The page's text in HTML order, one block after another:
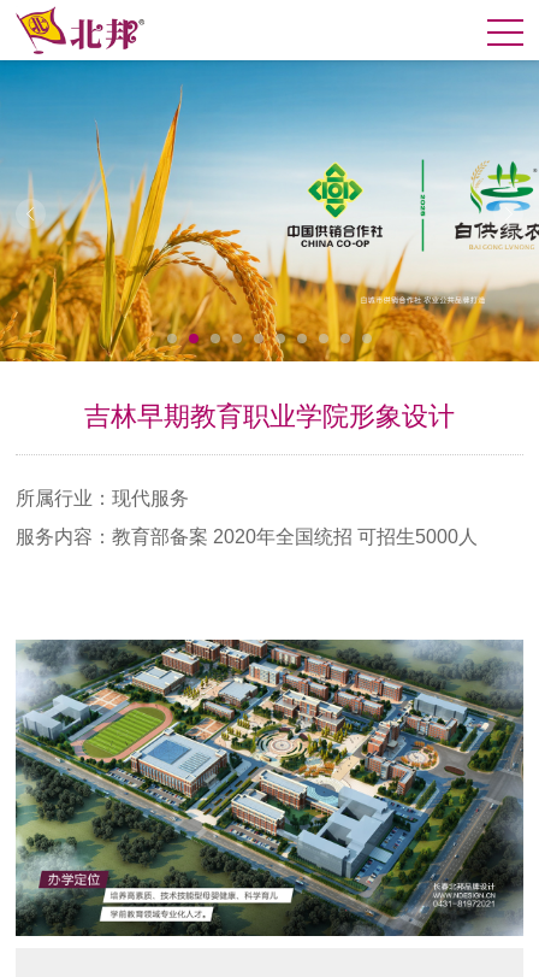
吉林早期教育职业学院形象设计
所属行业：现代服务
服务内容：教育部备案 2020年全国统招 可招生5000人